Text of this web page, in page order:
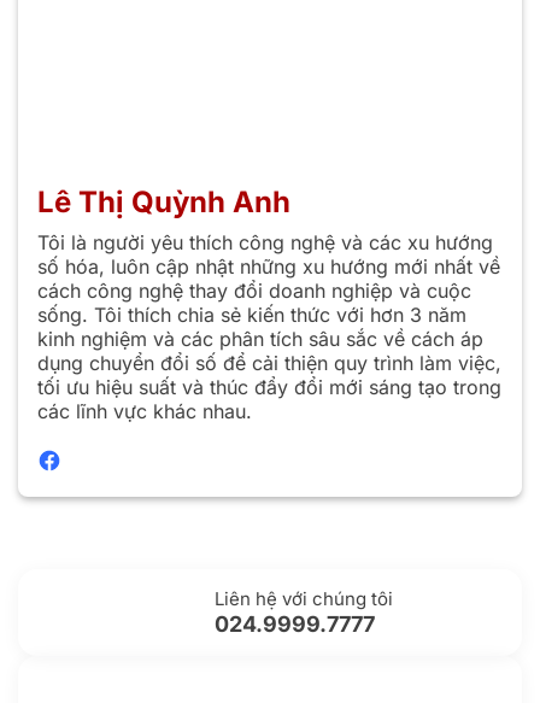
Lê Thị Quỳnh Anh
Tôi là người yêu thích công nghệ và các xu hướng
số hóa, luôn cập nhật những xu hướng mới nhất về
cách công nghệ thay đổi doanh nghiệp và cuộc
sống. Tôi thích chia sẻ kiến thức với hơn 3 năm
kinh nghiệm và các phân tích sâu sắc về cách áp
dụng chuyển đổi số để cải thiện quy trình làm việc,
tối ưu hiệu suất và thúc đẩy đổi mới sáng tạo trong
các lĩnh vực khác nhau.
Liên hệ với chúng tôi
024.9999.7777